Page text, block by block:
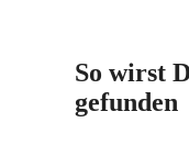
So wirst
gefunden